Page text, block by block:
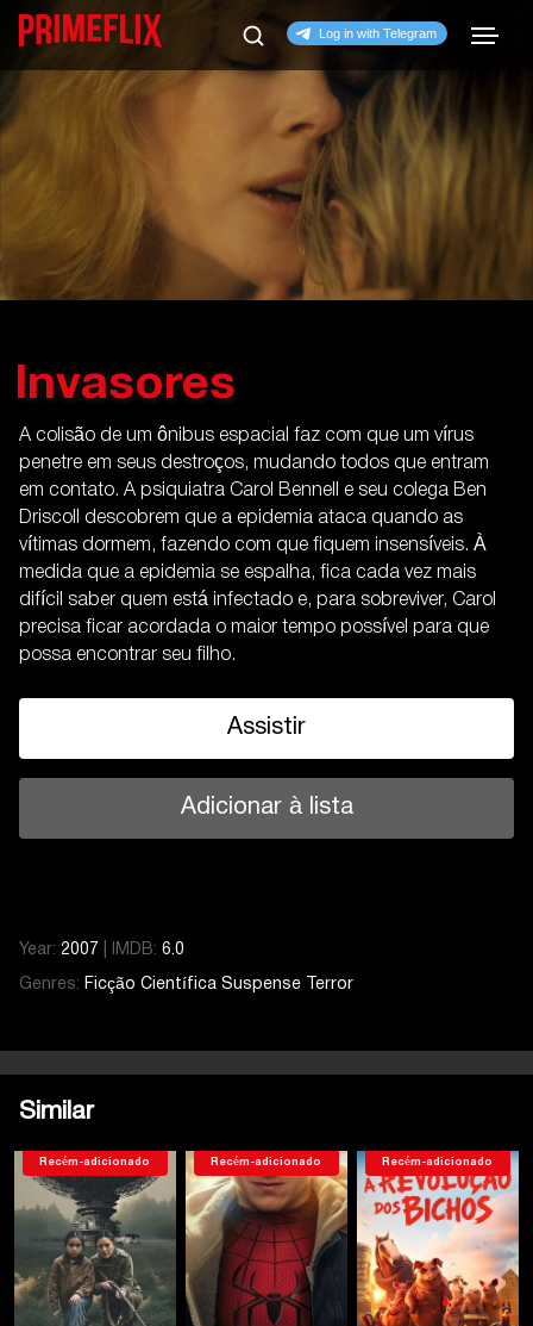
Invasores
A colisão de um ônibus espacial faz com que um vírus
penetre em seus destroços, mudando todos que entram
em contato. A psiquiatra Carol Bennell e seu colega Ben
Driscoll descobrem que a epidemia ataca quando as
vítimas dormem, fazendo com que fiquem insensíveis. À
medida que a epidemia se espalha, fica cada vez mais
difícil saber quem está infectado e, para sobreviver, Carol
precisa ficar acordada o maior tempo possível para que
possa encontrar seu filho.
Assistir
Adicionar à lista
Year: 2007 IMDB: 6.0
Genres: Ficção Científica Suspense Terror
Similar
Recém-adicionado Recém-adicionado Recém-adicionado